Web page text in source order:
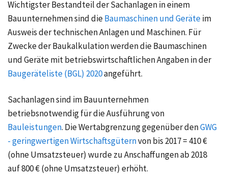
Wichtigster Bestandteil der Sachanlagen in einem
Bauunternehmen sind dieBaumaschinen und Geräteim
Ausweis der technischen Anlagen und Maschinen. Für
Zwecke der Baukalkulation werden die Baumaschinen
und Geräte mit betriebswirtschaftlichen Angaben in der
Baugeräteliste (BGL) 2020angeführt.
Sachanlagen sind im Bauunternehmen
betriebsnotwendig für die Ausführung von
Bauleistungen. Die Wertabgrenzung gegenüber denGWG
- geringwertigen Wirtschaftsgüternvon bis 2017 = 410 €
(ohne Umsatzsteuer) wurde zu Anschaffungenab 2018
auf 800 €(ohne Umsatzsteuer) erhöht.